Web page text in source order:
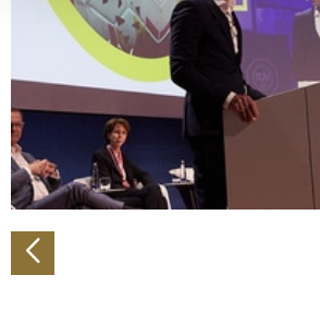
verarbeitet werden, und legen Sie Ihre
Abschnitt Einzelheiten
fest.
Wir verwenden Cookies, um Inhalte
personalisieren, Funktionen für
zu können und die Zugriffe auf unsere
analysieren. Außerdem geben wir
Verwendung unserer Website an
Partner führen diese Informationen
weiteren Daten zusammen, die Sie